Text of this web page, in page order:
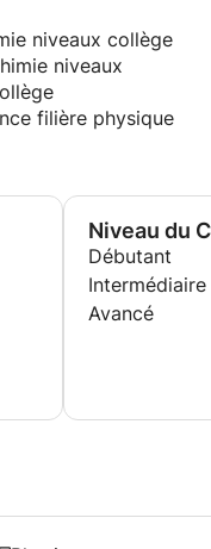
niveaux collège
niveaux
filière physique
Niveau du
Débutant
Intermédiaire
Avancé